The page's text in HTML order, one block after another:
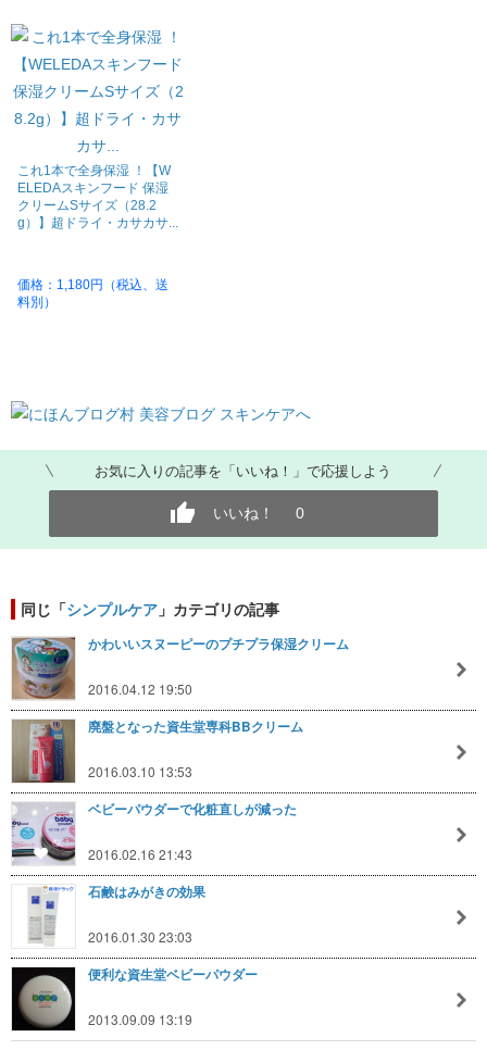
これ1本で全身保湿 ！【W
ELEDAスキンフード 保湿
クリームSサイズ（28.2
g）】超ドライ・カサカサ...
価格：1,180円（税込、送
料別）
お気に入りの記事を「いいね！」で応援しよう
いいね！ 0
同じ「シンプルケア 」カテゴリの記事
かわいいスヌーピーのプチプラ保湿クリーム
2016.04.12 19:50
廃盤となった資生堂専科BBクリーム
2016.03.10 13:53
ベビーパウダーで化粧直しが減った
2016.02.16 21:43
石鹸はみがきの効果
2016.01.30 23:03
便利な資生堂ベビーパウダー
2013.09.09 13:19